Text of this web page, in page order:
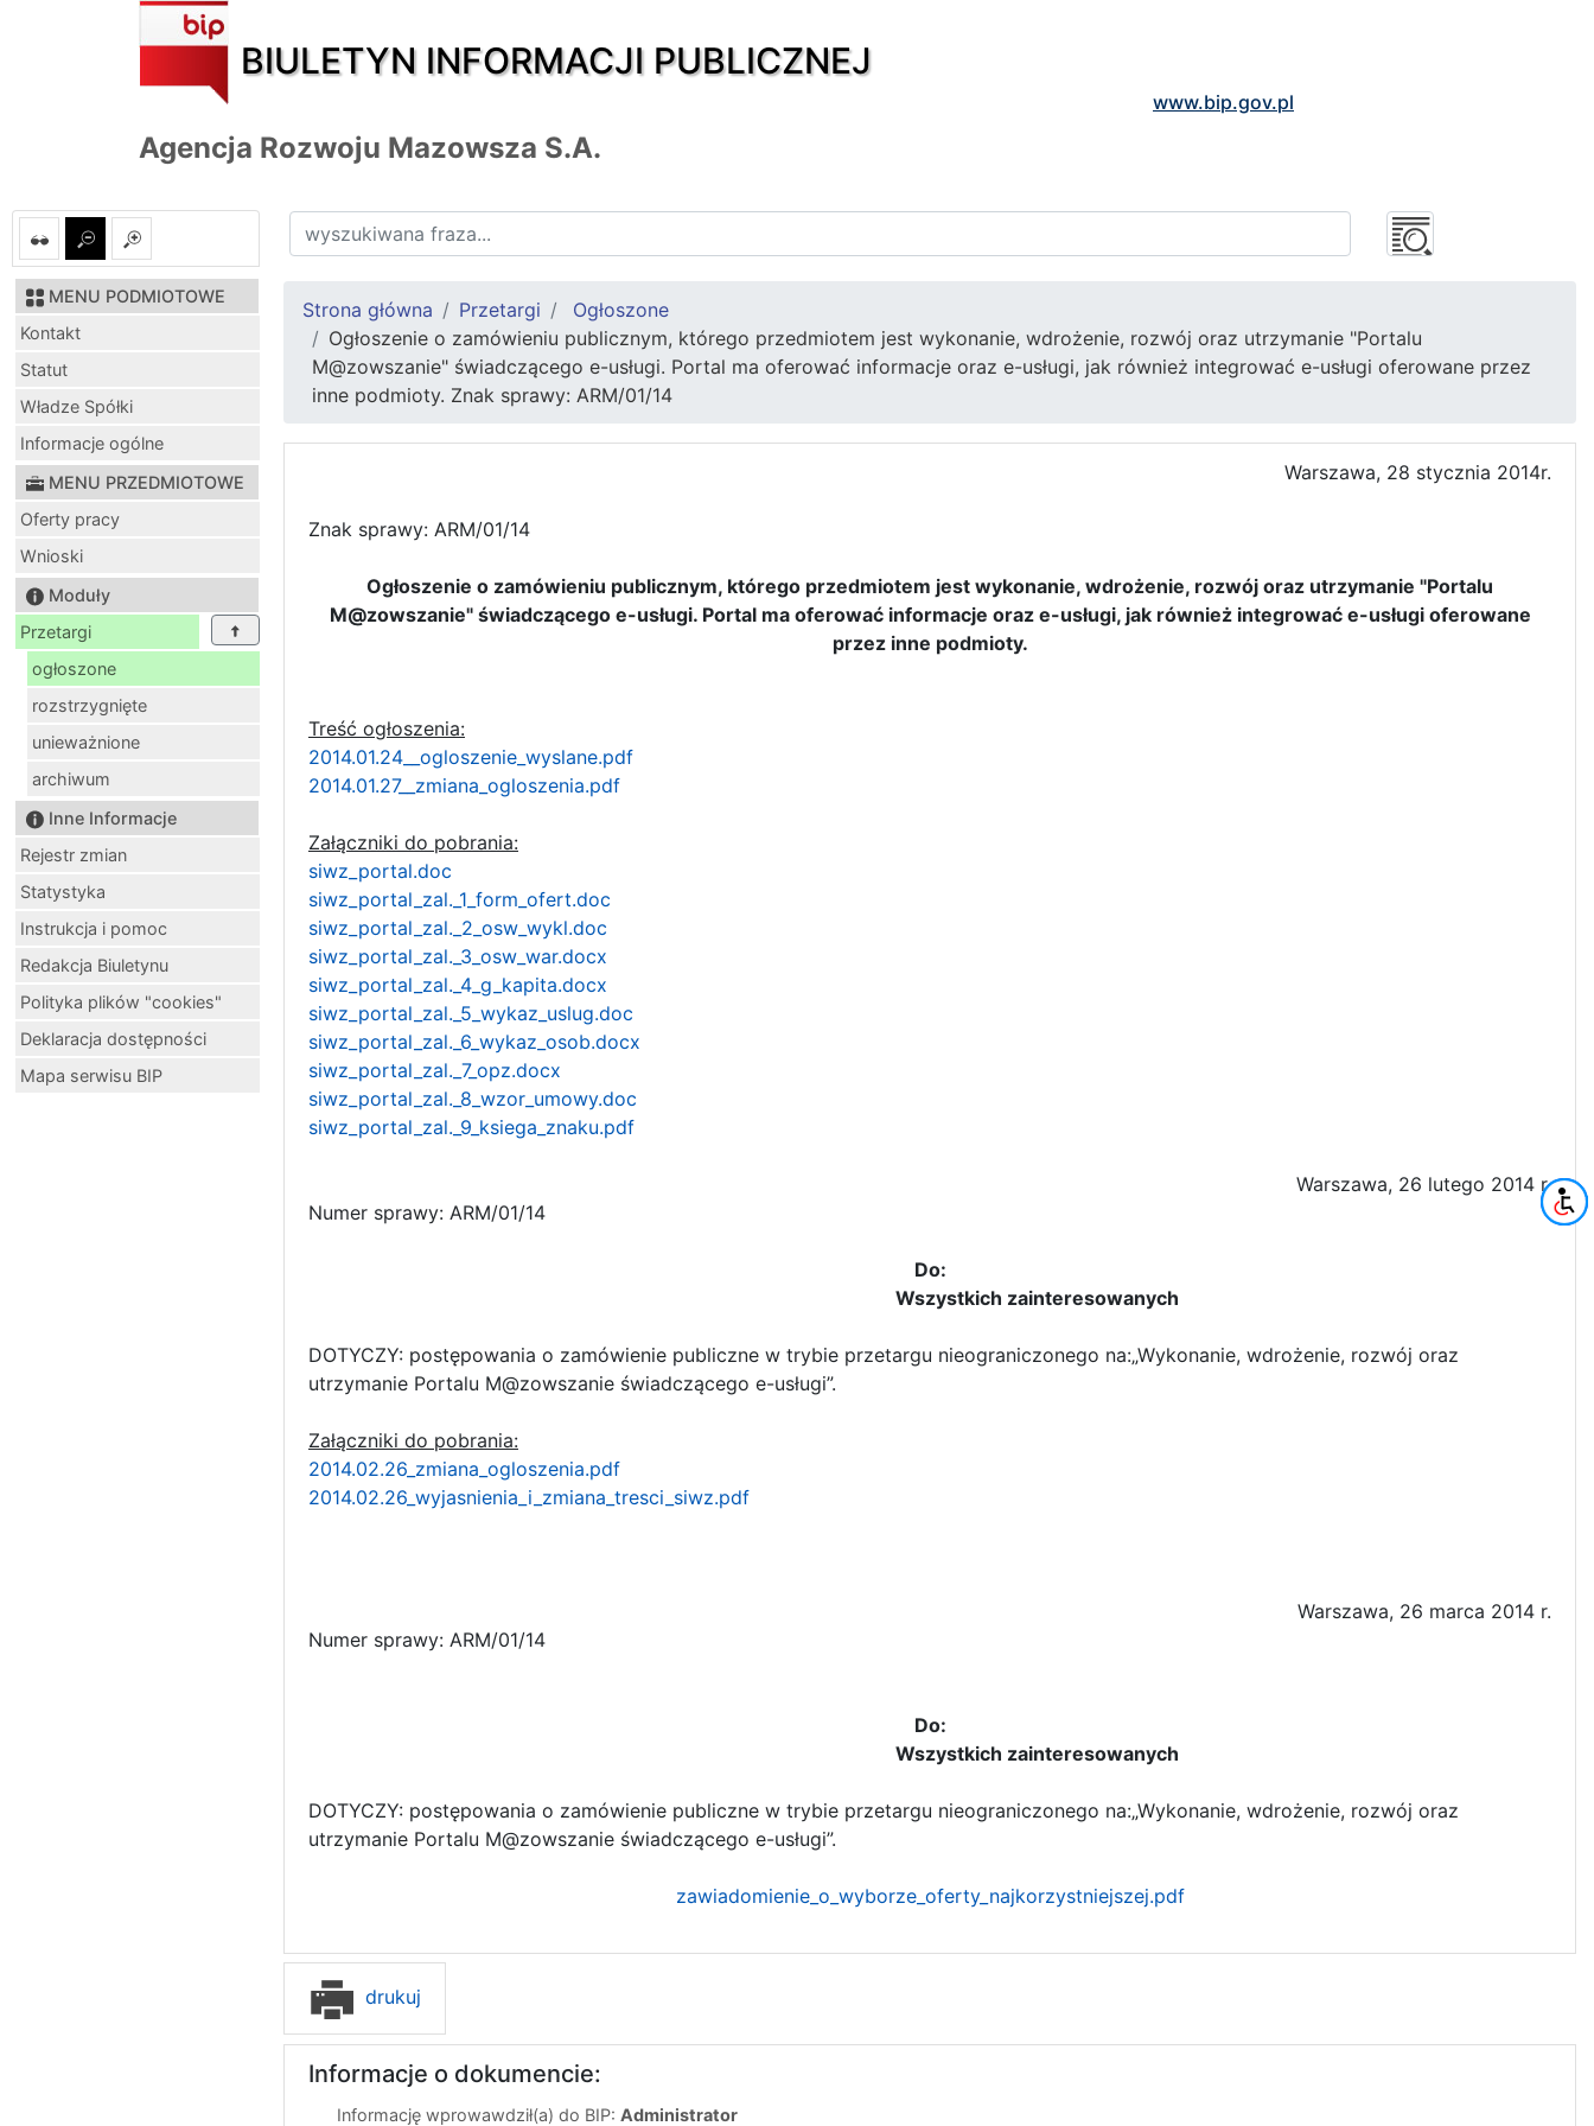
BIULETYN INFORMACJI PUBLICZNEJ
www.bip.gov.pl
Agencja Rozwoju Mazowsza S.A.
MENU PODMIOTOWE
Kontakt
Statut
Władze Spółki
Informacje ogólne
MENU PRZEDMIOTOWE
Oferty pracy
Wnioski
Moduły
Przetargi
ogłoszone
rozstrzygnięte
unieważnione
archiwum
Inne Informacje
Rejestr zmian
Statystyka
Instrukcja i pomoc
Redakcja Biuletynu
Polityka plików "cookies"
Deklaracja dostępności
Mapa serwisu BIP
Strona główna Przetargi
Ogłoszone
Ogłoszenie o zamówieniu publicznym, którego przedmiotem jest wykonanie, wdrożenie, rozwój oraz utrzymanie "Portalu
M@zowszanie" świadczącego e-usługi. Portal ma oferować informacje oraz e-usługi, jak również integrować e-usługi oferowane przez
inne podmioty. Znak sprawy: ARM/01/14
Warszawa, 28 stycznia 2014r.
Znak sprawy: ARM/01/14
Ogłoszenie o zamówieniu publicznym, którego przedmiotem jest wykonanie, wdrożenie, rozwój oraz utrzymanie "Portalu
M@zowszanie" świadczącego e-usługi. Portal ma oferować informacje oraz e-usługi, jak również integrować e-usługi oferowane
przez inne podmioty.
Treść ogłoszenia:
2014.01.24__ogloszenie_wyslane.pdf
2014.01.27__zmiana_ogloszenia.pdf
Załączniki do pobrania:
siwz_portal.doc
siwz_portal_zal._1_form_ofert.doc
siwz_portal_zal._2_osw_wykl.doc
siwz_portal_zal._3_osw_war.docx
siwz_portal_zal._4_g_kapita.docx
siwz_portal_zal._5_wykaz_uslug.doc
siwz_portal_zal._6_wykaz_osob.docx
siwz_portal_zal._7_opz.docx
siwz_portal_zal._8_wzor_umowy.doc
siwz_portal_zal._9_ksiega_znaku.pdf
Warszawa, 26 lutego 2014 r.
Numer sprawy: ARM/01/14
Do:
Wszystkich zainteresowanych
DOTYCZY: postępowania o zamówienie publiczne w trybie przetargu nieograniczonego na:„Wykonanie, wdrożenie, rozwój oraz
utrzymanie Portalu M@zowszanie świadczącego e-usługi”.
Załączniki do pobrania:
2014.02.26_zmiana_ogloszenia.pdf
2014.02.26_wyjasnienia_i_zmiana_tresci_siwz.pdf
Warszawa, 26 marca 2014 r.
Numer sprawy: ARM/01/14
Do:
Wszystkich zainteresowanych
DOTYCZY: postępowania o zamówienie publiczne w trybie przetargu nieograniczonego na:„Wykonanie, wdrożenie, rozwój oraz
utrzymanie Portalu M@zowszanie świadczącego e-usługi”.
zawiadomienie_o_wyborze_oferty_najkorzystniejszej.pdf
drukuj
Informacje o dokumencie:
Informację wprowawdził(a) do BIP: Administrator